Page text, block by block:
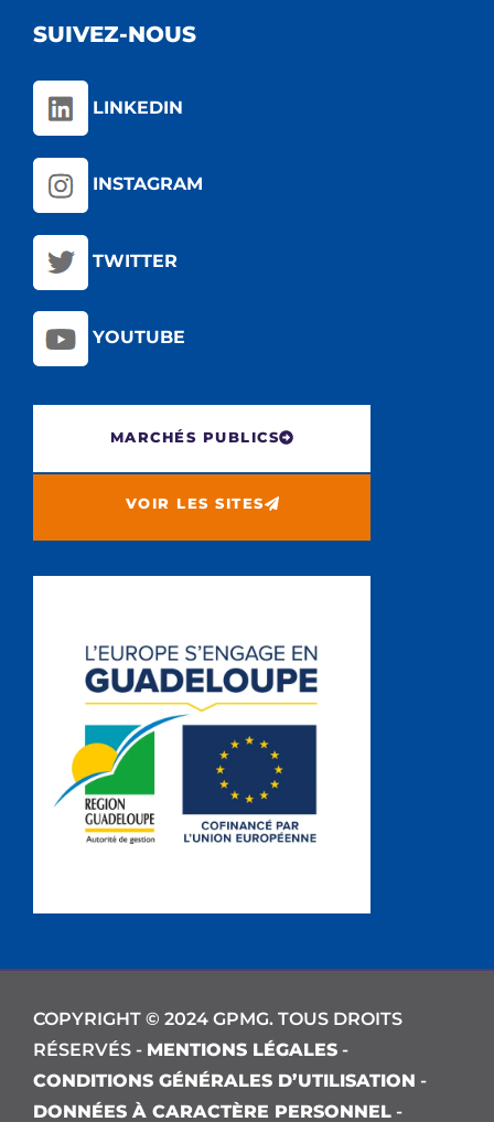
SUIVEZ-NOUS
LINKEDIN
INSTAGRAM
TWITTER
YOUTUBE
MARCHÉS PUBLICS
VOIR LES SITES
COPYRIGHT © 2024 GPMG. TOUS DROITS
RÉSERVÉS - MENTIONS LÉGALES -
CONDITIONS GÉNÉRALES D’UTILISATION -
DONNÉES À CARACTÈRE PERSONNEL -